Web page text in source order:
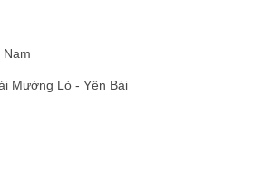
Nam
Mường Lò - Yên Bái